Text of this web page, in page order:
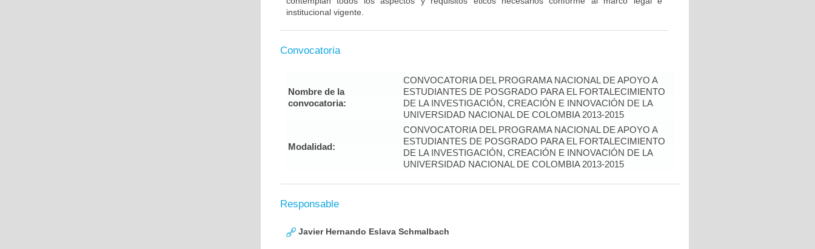
institucional vigente.
Convocatoria
Nombre de la
convocatoria:
CONVOCATORIA DEL PROGRAMA NACIONAL DE APOYO A
ESTUDIANTES DE POSGRADO PARA EL FORTALECIMIENTO
DE LA INVESTIGACIÓN, CREACIÓN E INNOVACIÓN DE LA
UNIVERSIDAD NACIONAL DE COLOMBIA 2013-2015
Modalidad:
CONVOCATORIA DEL PROGRAMA NACIONAL DE APOYO A
ESTUDIANTES DE POSGRADO PARA EL FORTALECIMIENTO
DE LA INVESTIGACIÓN, CREACIÓN E INNOVACIÓN DE LA
UNIVERSIDAD NACIONAL DE COLOMBIA 2013-2015
Responsable
Javier Hernando Eslava Schmalbach